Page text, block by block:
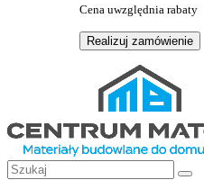
Cena uwzględnia rabaty
Realizuj zamówienie